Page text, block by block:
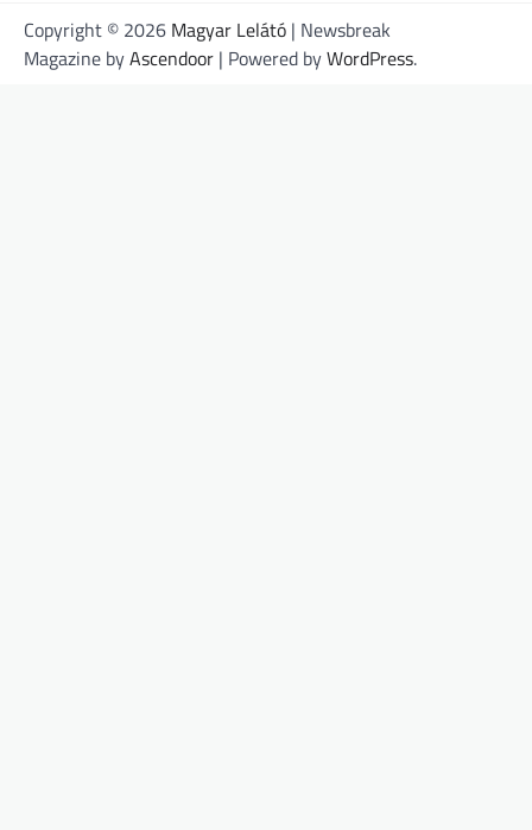
Copyright © 2026 Magyar Lelátó | Newsbreak
Magazine byAscendoor | Powered byWordPress.